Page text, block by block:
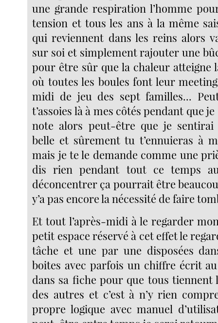
une grande respiration l’homme
tension et tous les ans à la même
qui reviennent dans les reins alors
sur soi et simplement rajouter une
pour être sûr que la chaleur atteigne
où toutes les boules font leur
midi de jeu des sept familles...
t’assoies là à mes côtés pendant que
note alors peut-être que je
belle et sûrement tu t’ennuieras à
mais je te le demande comme une
dis rien pendant tout ce temps
déconcentrer ça pourrait être
y’a pas encore la nécessité de faire
Et tout l’après-midi à le regarder
petit espace réservé à cet effet le
tâche et une par une disposées
boites avec parfois un chiffre écrit
dans sa fiche pour que tous tiennent
des autres et c’est à n’y rien
propre logique avec manuel